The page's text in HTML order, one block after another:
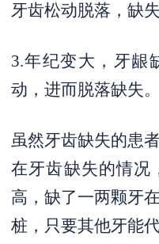
牙齿松动脱落，缺
3.年纪变大，牙龈
动，进而脱落缺失。
虽然牙齿缺失的患
在牙齿缺失的情况
高，缺了一两颗牙
桩，只要其他牙能